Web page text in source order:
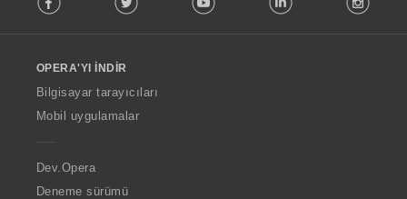
w
O
p
a
OPERA'YI İNDIR
Bilgisayar tarayıcıları
Mobil uygulamalar
Dev.Opera
Deneme sürümü